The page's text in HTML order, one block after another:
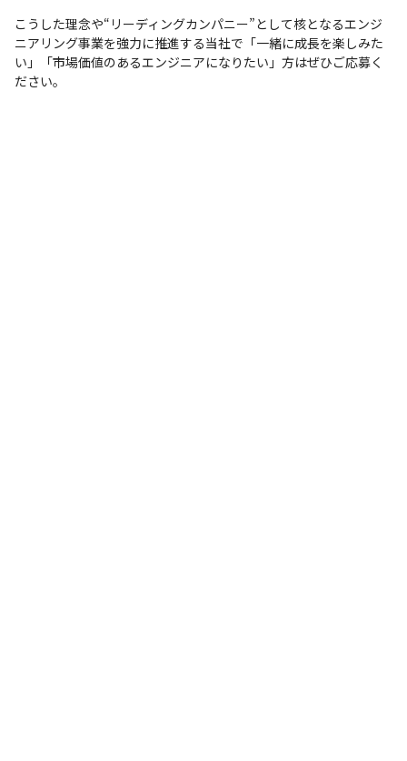
こうした理念や“リーディングカンパニー”として核となるエンジ
ニアリング事業を強力に推進する当社で「一緒に成長を楽しみた
い」「市場価値のあるエンジニアになりたい」方はぜひご応募く
ださい。